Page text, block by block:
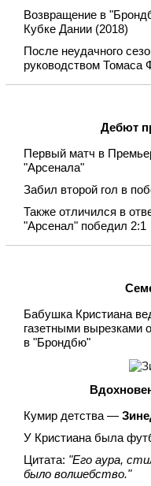
Возвращение в
Кубке Дании (2018)
После неудачного
руководством Томаса
Дебют
Первый матч в
"Арсенала"
Забил второй гол в
Также отличился в
"Арсенал" победил 2:1
Бабушка Кристиана
газетными вырезками
в "Брондбю"
Кумир детства —
У Кристиана была
Цитата: "Его аура,
было волшебство."